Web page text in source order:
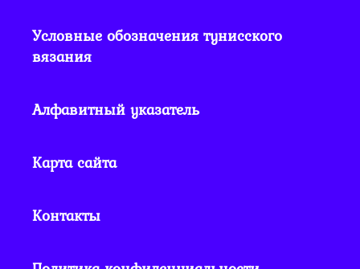
Условные обозначения тунисского
вязания
Алфавитный указатель
Карта сайта
Контакты